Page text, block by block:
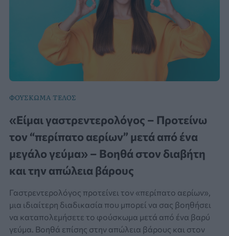
ΦΟΥΣΚΩΜΑ ΤΕΛΟΣ
«Είμαι γαστρεντερολόγος – Προτείνω
τον “περίπατο αερίων” μετά από ένα
μεγάλο γεύμα» – Βοηθά στον διαβήτη
και την απώλεια βάρους
Γαστρεντερολόγος προτείνει τον «περίπατο αερίων»,
μια ιδιαίτερη διαδικασία που μπορεί να σας βοηθήσει
να καταπολεμήσετε το φούσκωμα μετά από ένα βαρύ
γεύμα. Βοηθά επίσης στην απώλεια βάρους και στον